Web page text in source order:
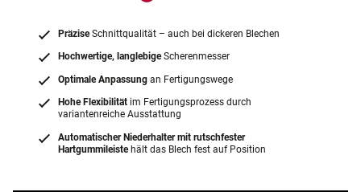
PräziseSchnittqualität – auch bei dickeren Blechen
Hochwertige, langlebigeScherenmesser
Optimale Anpassung an Fertigungswege
Hohe Flexibilität im Fertigungsprozess durch
variantenreiche Ausstattung
Automatischer Niederhalter mit rutschfester
Hartgummileistehält das Blech fest auf Position